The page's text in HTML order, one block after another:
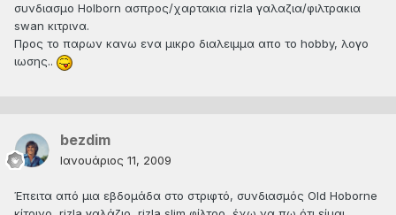
συνδιασμο Holborn ασπρος/χαρτακια rizla γαλαζια/φιλτρακια
swan κιτρινα.
Προς το παρων κανω ενα μικρο διαλειμμα απο το hobby, λογο
ιωσης..
bezdim
Ιανουάριος 11, 2009
Έπειτα από μια εβδομάδα στο στριφτό, συνδιασμός Old Hoborne